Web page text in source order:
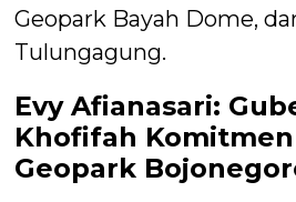
Geopark Bayah Dome,
Tulungagung.
Evy Afianasari:
Khofifah
Geopark